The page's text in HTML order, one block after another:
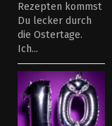
Rezepten kommst
Du lecker durch
die Ostertage.
Ich...